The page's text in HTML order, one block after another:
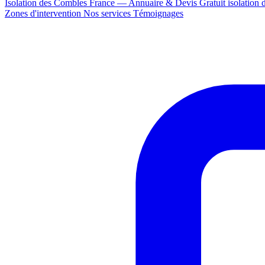
Isolation des Combles France — Annuaire & Devis Gratuit isolation
Zones d'intervention Nos services Témoignages